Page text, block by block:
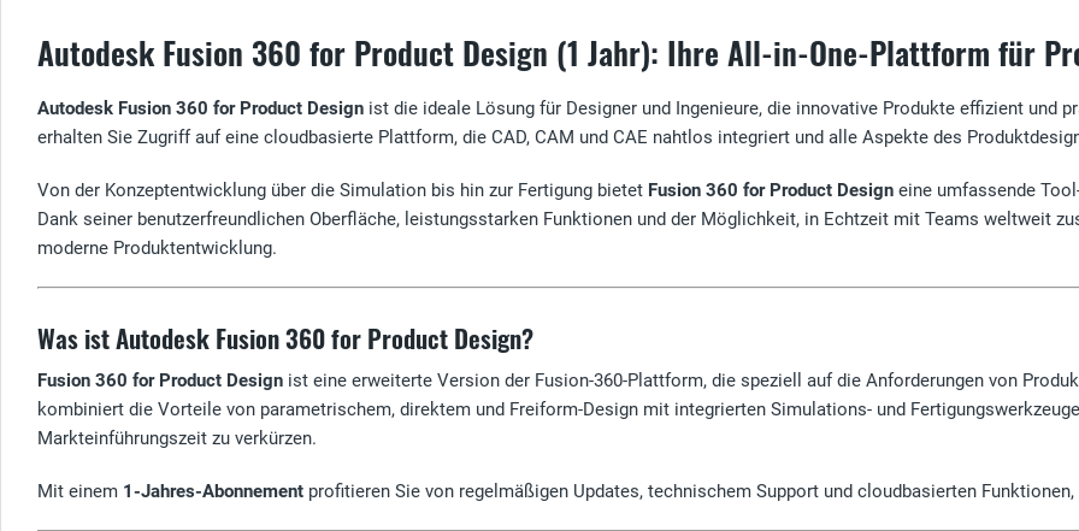
Autodesk Fusion 360 for Product Design (1 Jahr): Ihre All-in-One-Plattform für
Autodesk Fusion 360 for Product Design ist die ideale Lösung für Designer und Ingenieure, die innovative Produkte effizient und
erhalten Sie Zugriff auf eine cloudbasierte Plattform, die CAD, CAM und CAE nahtlos integriert und alle Aspekte des
Von der Konzeptentwicklung über die Simulation bis hin zur Fertigung bietet Fusion 360 for Product Design eine umfassende
Dank seiner benutzerfreundlichen Oberfläche, leistungsstarken Funktionen und der Möglichkeit, in Echtzeit mit Teams weltweit
moderne Produktentwicklung.
Was ist Autodesk Fusion 360 for Product Design?
Fusion 360 for Product Design ist eine erweiterte Version der Fusion-360-Plattform, die speziell auf die Anforderungen von
kombiniert die Vorteile von parametrischem, direktem und Freiform-Design mit integrierten Simulations- und
Markteinführungszeit zu verkürzen.
Mit einem 1-Jahres-Abonnement profitieren Sie von regelmäßigen Updates, technischem Support und cloudbasierten